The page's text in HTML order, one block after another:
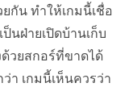
กัน ทำให้เกมนี้เชื่อ
นฝ่ายเปิดบ้านเก็บ
วยสกอร์ที่ขาดได้
า เกมนี้เห็นควรว่า